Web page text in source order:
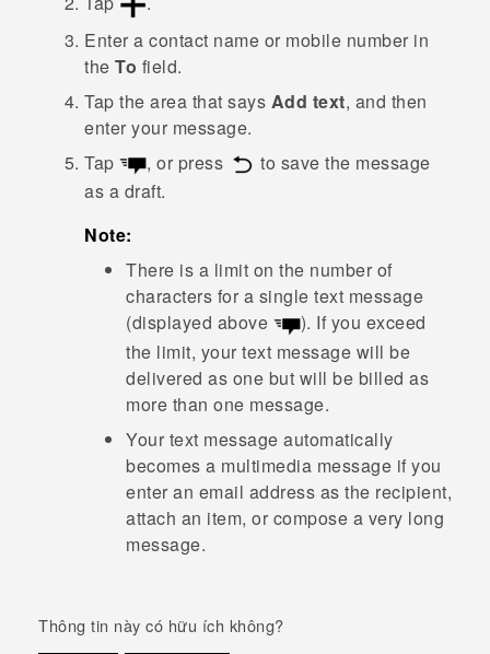
Enter a contact name or mobile number in
the To field.
Tap the area that says Add text, and then
enter your message.
Tap
, or press
to save the message
as a draft.
Note:
There is a limit on the number of
characters for a single text message
(displayed above
). If you exceed
the limit, your text message will be
delivered as one but will be billed as
more than one message.
Your text message automatically
becomes a multimedia message if you
enter an email address as the recipient,
attach an item, or compose a very long
message.
Thông tin này có hữu ích không?